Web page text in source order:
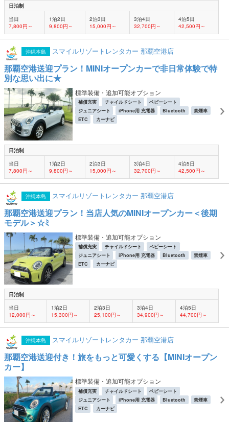
日泊制
当日
7,800円～
1泊2日
9,800円～
2泊3日
15,000円～
3泊4日
32,700円～
4泊5日
42,500円～
沖縄本島 スマイルリゾートレンタカー 那覇空港店
那覇空港送迎プラン！MINIオープンカーで非日常体験で特
別な思い出に★
標準装備・追加可能オプション
補償充実 チャイルドシート
ベビーシート
ジュニアシート
iPhone用 充電器 Bluetooth
禁煙車
ETC
カーナビ
日泊制
当日
7,800円～
1泊2日
9,800円～
2泊3日
15,000円～
3泊4日
32,700円～
4泊5日
42,500円～
沖縄本島 スマイルリゾートレンタカー 那覇空港店
那覇空港送迎プラン！当店人気のMINIオープンカー＜後期
モデル＞☆ﾐ
標準装備・追加可能オプション
補償充実 チャイルドシート
ベビーシート
ジュニアシート
iPhone用 充電器 Bluetooth
禁煙車
ETC
カーナビ
日泊制
当日
12,000円～
1泊2日
15,300円～
2泊3日
25,100円～
3泊4日
34,900円～
4泊5日
44,700円～
沖縄本島 スマイルリゾートレンタカー 那覇空港店
那覇空港送迎付き！旅をもっと可愛くする【MINIオープン
カー】
標準装備・追加可能オプション
補償充実 チャイルドシート
ベビーシート
ジュニアシート
iPhone用 充電器 Bluetooth
禁煙車
ETC
カーナビ